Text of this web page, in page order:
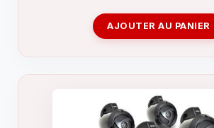
initial
AJOUTER AU PANIER